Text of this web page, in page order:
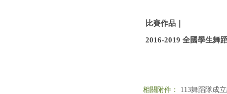
比賽作品｜
2016-2019 全國學生舞
相關附件： 113舞蹈隊成